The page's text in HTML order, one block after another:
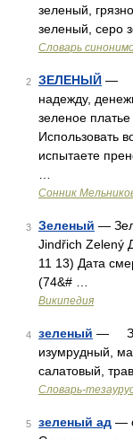
зеленый,
зеленый, серо
Словарь
2 ЗЕЛЕНЫЙ —
надежду,
зеленое
Использовать
испытаете
Сонник
3 Зеленый —
Jindřich Zelený
11 13) Дата
(74&# …
Википедия
4 зеленый —
изумрудный,
салатовый,
Словарь-
5 зеленый ад —